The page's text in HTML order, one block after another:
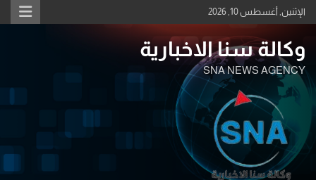
Skip
to
الإثنين, أغسطس 10, 2026
وكالة سنا الاخبارية
SNA NEWS AGENCY